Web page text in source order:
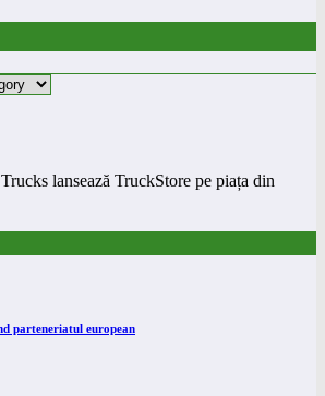
lansează TruckStore pe piața din
parteneriatul european